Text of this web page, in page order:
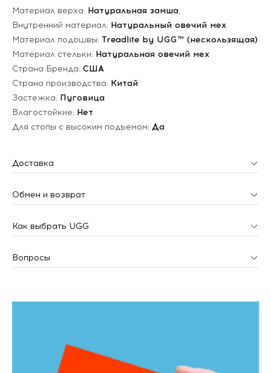
Материал верха: Натуральная замша,
Внутренний материал: Натуральный овечий мех
Материал подошвы: Treadlite by UGG™ (нескользящая)
Материал стельки: Натуральная овечий мех
Страна Бренда: США
Страна производства: Китай
Застежка: Пуговица
Влагостойкие: Нет
Для стопы с высоким подъемом: Да
Доставка
Обмен и возврат
Как выбрать UGG
Вопросы